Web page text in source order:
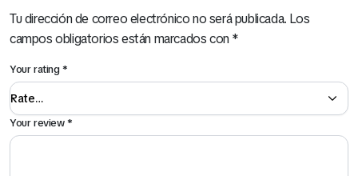
Tu dirección de correo electrónico no será publicada. Los
campos obligatorios están marcados con*
Your rating*
Your review*